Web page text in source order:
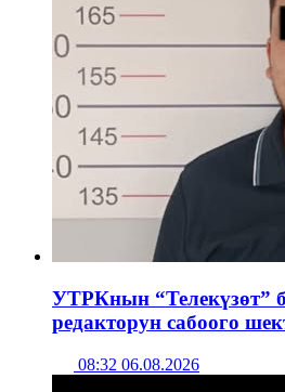
УТРКнын “Телекүзөт”
редакторун сабоого
08:32 06.08.2026